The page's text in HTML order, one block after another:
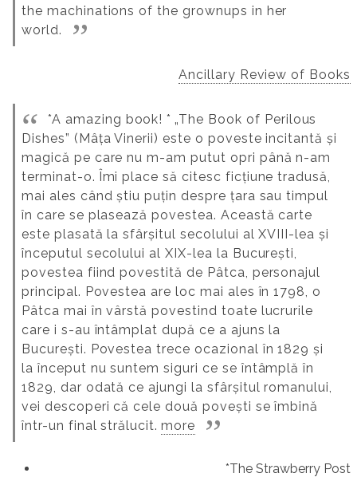
the machinations of the grownups in her
world.
Ancillary Review of Books
*A amazing book! * „The Book of Perilous
Dishes” (Mâța Vinerii) este o poveste incitantă și
magică pe care nu m-am putut opri până n-am
terminat-o. Îmi place să citesc ficțiune tradusă,
mai ales când știu puțin despre țara sau timpul
în care se plasează povestea. Această carte
este plasată la sfârșitul secolului al XVIII-lea și
începutul secolului al XIX-lea la București,
povestea fiind povestită de Pâtca, personajul
principal. Povestea are loc mai ales în 1798, o
Pâtca mai în vârstă povestind toate lucrurile
care i s-au întâmplat după ce a ajuns la
București. Povestea trece ocazional în 1829 și
la început nu suntem siguri ce se întâmplă în
1829, dar odată ce ajungi la sfârșitul romanului,
vei descoperi că cele două povești se îmbină
într-un final strălucit. more
*The Strawberry Post